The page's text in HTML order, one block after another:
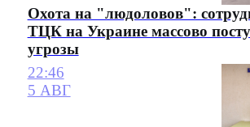
Охота на "людоловов":
ТЦК на Украине массово
угрозы
22:46
5 АВГ